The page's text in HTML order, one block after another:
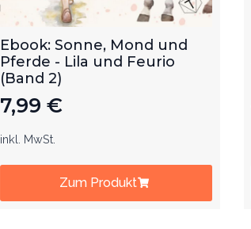
Ebook: Sonne, Mond und
Pferde - Lila und Feurio
(Band 2)
7,99 €
inkl. MwSt.
Zum Produkt